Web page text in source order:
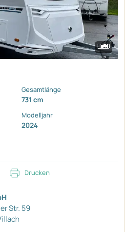
Gesamtlänge
731 cm
Modelljahr
2024
Drucken
Str. 59